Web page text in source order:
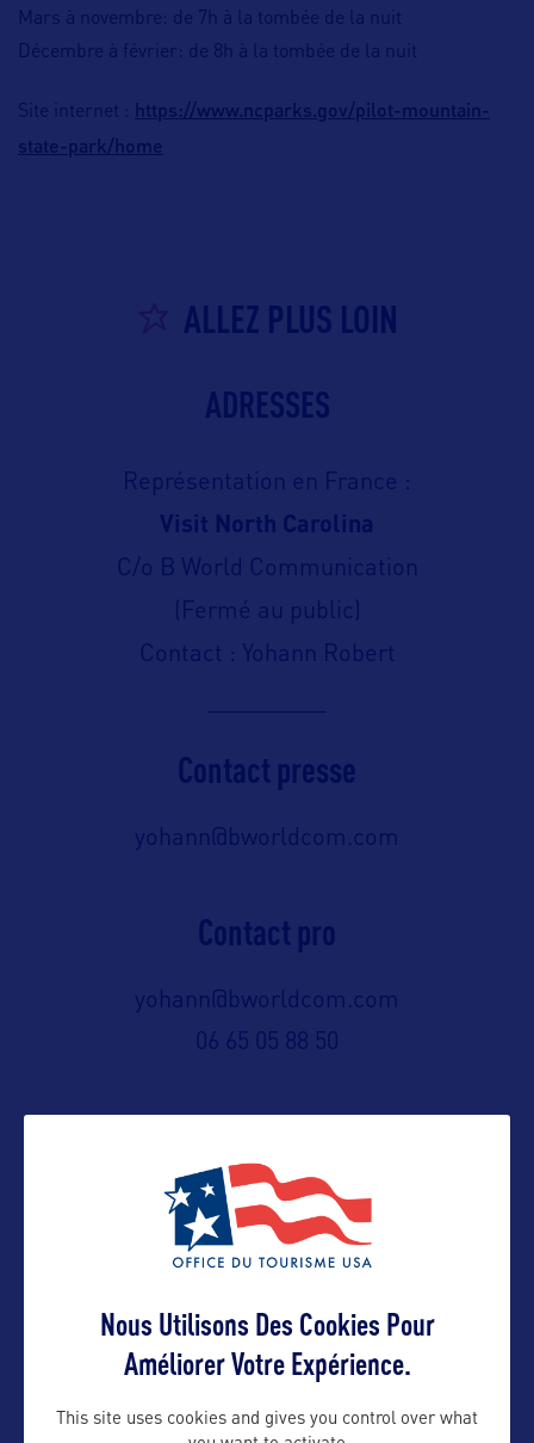
Mars à novembre: de 7h à la tombée de la nuit
Décembre à février: de 8h à la tombée de la nuit
Site internet : https://www.ncparks.gov/pilot-mountain-
state-park/home
ALLEZ PLUS LOIN
ADRESSES
Représentation en France :
Visit North Carolina
C/o B World Communication
(Fermé au public)
Contact : Yohann Robert
Contact presse
yohann@bworldcom.com
Contact pro
yohann@bworldcom.com
06 65 05 88 50
yohann@bworldcom.com
Nous Utilisons Des Cookies Pour
Améliorer Votre Expérience.
This site uses cookies and gives you control over what